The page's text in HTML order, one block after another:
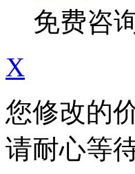
免费咨
X
您修改的
请耐心等